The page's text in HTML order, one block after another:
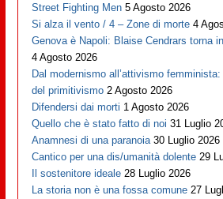
Street Fighting Men 5 Agosto 2026
Si alza il vento / 4 – Zone di morte 4
Genova è Napoli: Blaise Cendrars torna
4 Agosto 2026
Dal modernismo all’attivismo
del primitivismo 2 Agosto 2026
Difendersi dai morti 1 Agosto 2026
Quello che è stato fatto di noi 31 Luglio
Anamnesi di una paranoia 30 Luglio 2026
Cantico per una dis/umanità dolente 29
Il sostenitore ideale 28 Luglio 2026
La storia non è una fossa comune 27